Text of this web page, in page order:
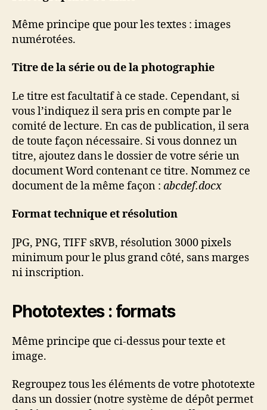
Même principe que pour les textes : images
numérotées.
Titre de la série ou de la photographie
Le titre est facultatif à ce stade. Cependant, si
vous l’indiquez il sera pris en compte par le
comité de lecture. En cas de publication, il sera
de toute façon nécessaire. Si vous donnez un
titre, ajoutez dans le dossier de votre série un
document Word contenant ce titre. Nommez ce
document de la même façon : abcdef.docx
Format technique et résolution
JPG, PNG, TIFF sRVB, résolution 3000 pixels
minimum pour le plus grand côté, sans marges
ni inscription.
Phototextes : formats
Même principe que ci-dessus pour texte et
image.
Regroupez tous les éléments de votre phototexte
dans un dossier (notre système de dépôt permet